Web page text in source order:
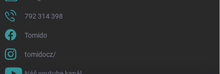
792 314 398
Tomido
tomidocz/